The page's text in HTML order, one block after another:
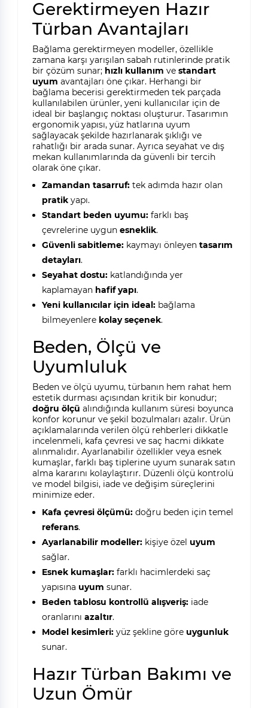
Gerektirmeyen Hazır
Türban Avantajları
Bağlama gerektirmeyen modeller, özellikle
zamana karşı yarışılan sabah rutinlerinde pratik
bir çözüm sunar; hızlı kullanım ve standart
uyum avantajları öne çıkar. Herhangi bir
bağlama becerisi gerektirmeden tek parçada
kullanılabilen ürünler, yeni kullanıcılar için de
ideal bir başlangıç noktası oluşturur. Tasarımın
ergonomik yapısı, yüz hatlarına uyum
sağlayacak şekilde hazırlanarak şıklığı ve
rahatlığı bir arada sunar. Ayrıca seyahat ve dış
mekan kullanımlarında da güvenli bir tercih
olarak öne çıkar.
Zamandan tasarruf:tek adımda hazır olan
pratikyapı.
Standart beden uyumu:farklı baş
çevrelerine uygun esneklik.
Güvenli sabitleme:kaymayı önleyen tasarım
detayları.
Seyahat dostu:katlandığında yer
kaplamayan hafif yapı.
Yeni kullanıcılar için ideal:bağlama
bilmeyenlere kolay seçenek.
Beden, Ölçü ve
Uyumluluk
Beden ve ölçü uyumu, türbanın hem rahat hem
estetik durması açısından kritik bir konudur;
doğru ölçü alındığında kullanım süresi boyunca
konfor korunur ve şekil bozulmaları azalır. Ürün
açıklamalarında verilen ölçü rehberleri dikkatle
incelenmeli, kafa çevresi ve saç hacmi dikkate
alınmalıdır. Ayarlanabilir özellikler veya esnek
kumaşlar, farklı baş tiplerine uyum sunarak satın
alma kararını kolaylaştırır. Düzenli ölçü kontrolü
ve model bilgisi, iade ve değişim süreçlerini
minimize eder.
Kafa çevresi ölçümü:doğru beden için temel
referans.
Ayarlanabilir modeller:kişiye özel uyum
sağlar.
Esnek kumaşlar:farklı hacimlerdeki saç
yapısına uyum sunar.
Beden tablosu kontrollü alışveriş:iade
oranlarını azaltır.
Model kesimleri:yüz şekline göre uygunluk
sunar.
Hazır Türban Bakımı ve
Uzun Ömür